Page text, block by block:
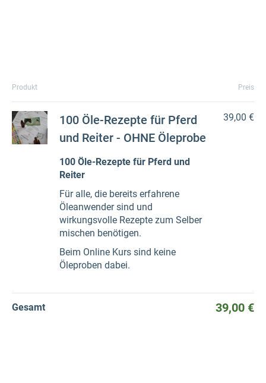
Produkt Preis
100 Öle-Rezepte für Pferd
und Reiter - OHNE Öleprobe
100 Öle-Rezepte für Pferd und
Reiter
Für alle, die bereits erfahrene
Öleanwender sind und
wirkungsvolle Rezepte zum Selber
mischen benötigen.
Beim Online Kurs sind keine
Öleproben dabei.
39,00 €
Gesamt 39,00 €